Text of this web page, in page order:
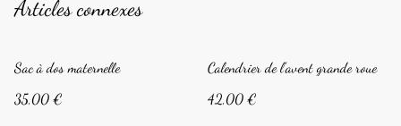
Articles connexes
Sac à dos maternelle
35,00 €
Calendrier de l'avent grande roue
42,00 €